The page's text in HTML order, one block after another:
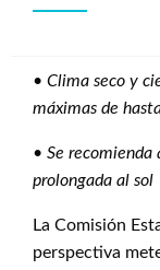
• Clima seco y
máximas de
• Se recomienda
prolongada al sol
La Comisión
perspectiva